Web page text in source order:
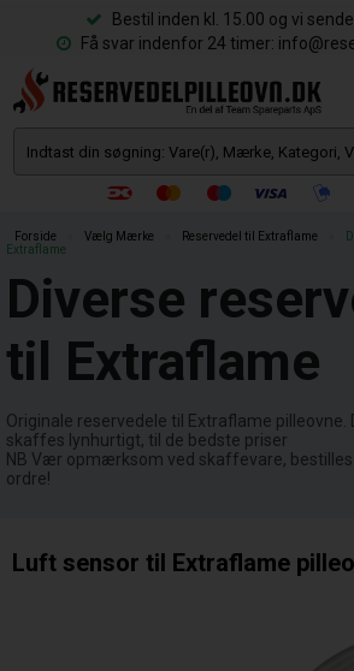
Bestil inden kl. 15.00 og vi
Få svar indenfor 24 timer:
Forside Vælg Mærke Reservedel til Extraflame
Extraflame
Diverse
til Extraflame
Originale reservedele til Extraflame pilleovne.
skaffes lynhurtigt, til de bedste priser
NB Vær opmærksom ved skaffevare,
ordre!
Luft sensor til Extraflame